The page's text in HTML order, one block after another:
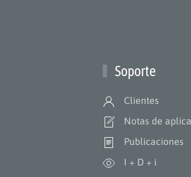
Soporte
Clientes
Notas de
Publicaciones
I + D + i